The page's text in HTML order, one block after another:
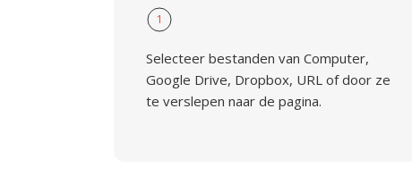
1
Selecteer bestanden van Computer,
Google Drive, Dropbox, URL of door ze
te verslepen naar de pagina.